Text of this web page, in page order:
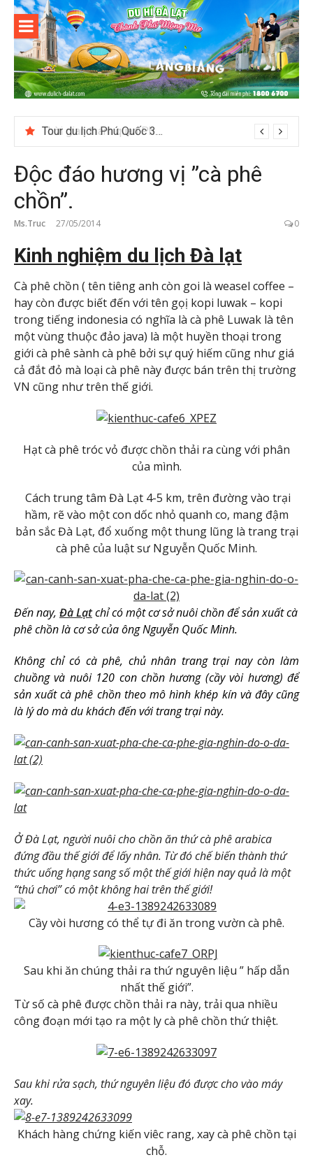
Skip
content
Du lịch Đà
Lạt
Tour du lịch Phú Quốc 3N3D: Hành trình khám phá đảo Ngọc
Độc đáo hương vị ”cà phê
chồn”.
Ms.Truc 27/05/2014 0
Kinh nghiệm du lịch Đà lạt
Cà phê chồn ( tên tiêng anh còn goi là weasel coffee –
hay còn được biết đến với tên gọị kopi luwak – kopi
trong tiếng indonesia có nghĩa là cà phê Luwak là tên
một vùng thuộc đảo java) là một huyền thoại trong
giới cà phê sành cà phê bởi sự quý hiếm cũng như giá
cả đắt đỏ mà loại cà phê này được bán trên thị trường
VN cũng như trên thế giới.
Hạt cà phê tróc vỏ được chồn thải ra cùng với phân
của mình.
Cách trung tâm Đà Lạt 4-5 km, trên đường vào trại
hầm, rẽ vào một con dốc nhỏ quanh co, mang đậm
bản sắc Đà Lạt, đổ xuống một thung lũng là trang trại
cà phê của luật sư Nguyễn Quốc Minh.
Đến nay, Đà Lạtchỉ có một cơ sở nuôi chồn để sản xuất cà
phê chồn là cơ sở của ông Nguyễn Quốc Minh.
Không chỉ có cà phê, chủ nhân trang trại nay còn làm
chuồng và nuôi 120 con chồn hương (cầy vòi hương) để
sản xuất cà phê chồn theo mô hình khép kín và đây cũng
là lý do mà du khách đến với trang trại này.
Ở Đà Lạt, người nuôi cho chồn ăn thứ cà phê arabica
đứng đầu thế giới để lấy nhân. Từ đó chế biến thành thứ
thức uống hạng sang số một thế giới hiện nay quả là một
“thú chơi” có một không hai trên thế giới!
Cầy vòi hương có thể tự đi ăn trong vườn cà phê.
Sau khi ăn chúng thải ra thứ nguyên liệu ” hấp dẫn
nhất thế giới”.
Từ số cà phê được chồn thải ra này, trải qua nhiều
công đoạn mới tạo ra một ly cà phê chồn thứ thiệt.
Sau khi rửa sạch, thứ nguyên liệu đó được cho vào máy
xay.
Khách hàng chứng kiến viêc rang, xay cà phê chồn tại
chỗ.